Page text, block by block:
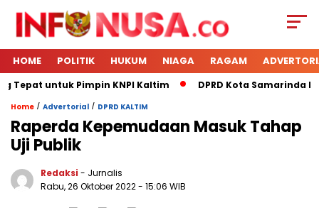
HOME POLITIK HUKUM NIAGA RAGAM
untuk Pimpin KNPI Kaltim DPRD Kota Samarinda
Home / Advertorial / DPRD KALTIM
Raperda Kepemudaan Masuk Tahap
Uji Publik
Redaksi - Jurnalis
Rabu, 26 Oktober 2022- 15:06 WIB